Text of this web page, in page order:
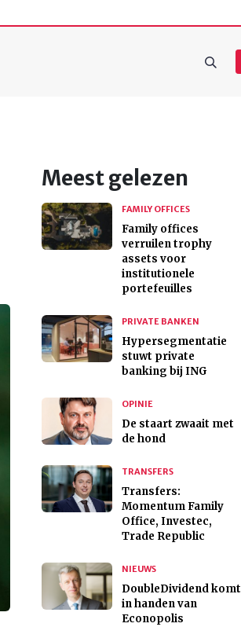
Meest gelezen
FAMILY OFFICES
Family offices
verruilen trophy
assets voor
institutionele
portefeuilles
PRIVATE BANKEN
Hypersegmentatie
stuwt private
banking bij ING
OPINIE
De staart zwaait met
de hond
TRANSFERS
Transfers:
Momentum Family
Office, Investec,
Trade Republic
NIEUWS
DoubleDividend komt
in handen van
Econopolis